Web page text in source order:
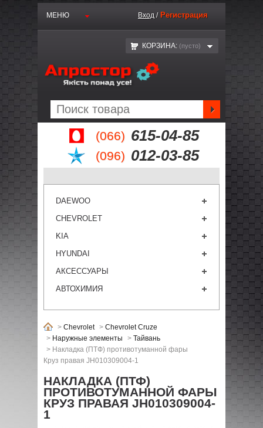
(066) 615-04-85
(096) 012-03-85
МЕНЮ Вход / Регистрация
КОРЗИНА: (пустo)
DAEWOO
CHEVROLET
KIA
HYUNDAI
АКСЕССУАРЫ
АВТОХИМИЯ
> Chevrolet > Chevrolet Cruze
> Наружные элементы > Тайвань
> Накладка (ПТФ) противотуманной фары
Круз правая JH010309004-1
НАКЛАДКА (ПТФ)
ПРОТИВОТУМАННОЙ ФАРЫ
КРУЗ ПРАВАЯ JH010309004-
1